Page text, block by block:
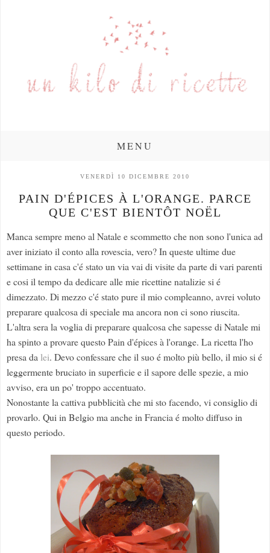
MENU
VENERDÌ 10 DICEMBRE 2010
PAIN D'ÉPICES À L'ORANGE. PARCE
QUE C'EST BIENTÔT NOËL
Manca sempre meno al Natale e scommetto che non sono l'unica ad
aver iniziato il conto alla rovescia, vero? In queste ultime due
settimane in casa c'é stato un via vai di visite da parte di vari parenti
e cosi il tempo da dedicare alle mie ricettine natalizie si é
dimezzato. Di mezzo c'é stato pure il mio compleanno, avrei voluto
preparare qualcosa di speciale ma ancora non ci sono riuscita.
L'altra sera la voglia di preparare qualcosa che sapesse di Natale mi
ha spinto a provare questo Pain d'épices à l'orange. La ricetta l'ho
presa da lei. Devo confessare che il suo é molto più bello, il mio si é
leggermente bruciato in superficie e il sapore delle spezie, a mio
avviso, era un po' troppo accentuato.
Nonostante la cattiva pubblicità che mi sto facendo, vi consiglio di
provarlo. Qui in Belgio ma anche in Francia é molto diffuso in
questo periodo.